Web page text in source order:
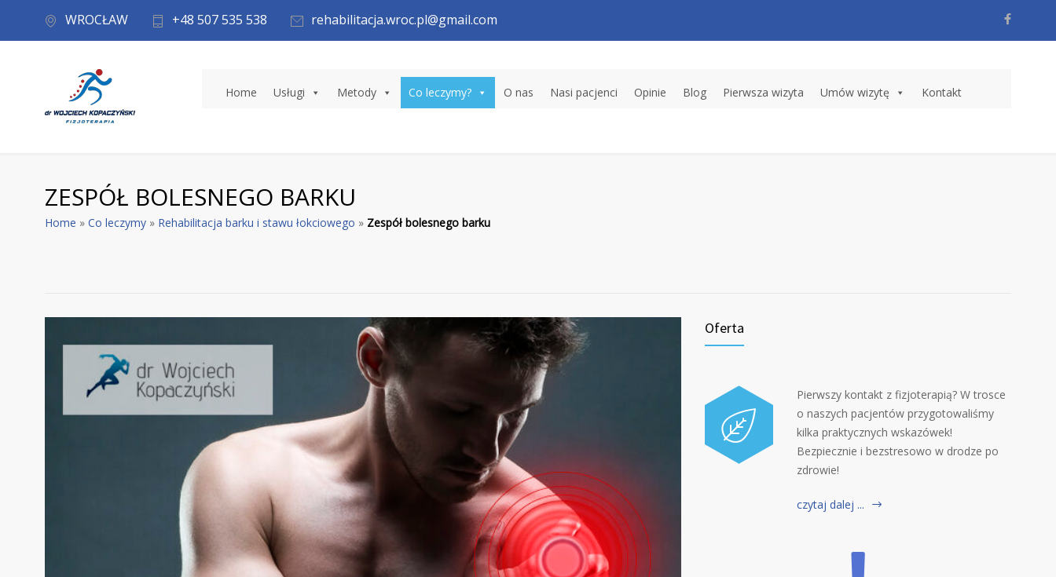
WROCŁAW +48 507 535 538 rehabilitacja.wroc.pl@gmail.com
Home Usługi Metody Co leczymy? O nas Nasi pacjenci Opinie Blog Pierwsza wizyta Umów wizytę Kontakt
ZESPÓŁ BOLESNEGO BARKU
Home » Co leczymy » Rehabilitacja barku i stawu łokciowego » Zespół bolesnego barku
Oferta
Pierwszy kontakt z fizjoterapią? W trosce
o naszych pacjentów przygotowaliśmy
kilka praktycznych wskazówek!
Bezpiecznie i bezstresowo w drodze po
zdrowie!
czytaj dalej ...